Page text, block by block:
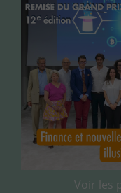
Voir les